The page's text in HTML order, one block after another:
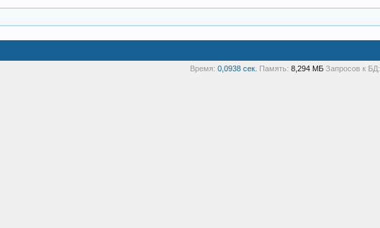
Время: 0,0938 сек. Память: 8,294 МБ Запросов к БД: